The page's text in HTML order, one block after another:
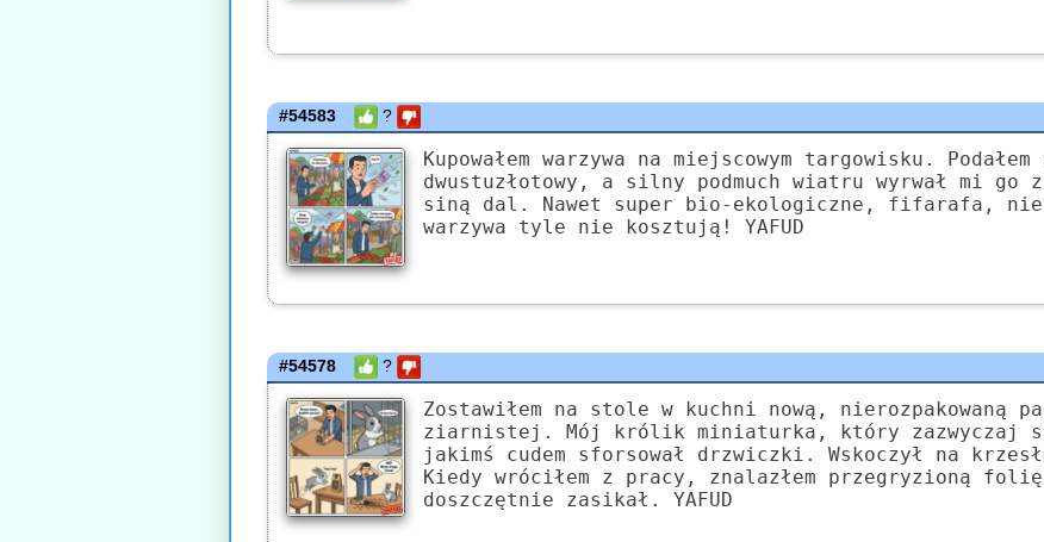
#54583 ?
Kupowałem warzywa na miejscowym targowisku.
dwustuzłotowy, a silny podmuch wiatru wyrwał mi go
siną dal. Nawet super bio-ekologiczne, fifarafa, nie
warzywa tyle nie kosztują! YAFUD
#54578 ?
Zostawiłem na stole w kuchni nową, nierozpakowaną
ziarnistej. Mój królik miniaturka, który zazwyczaj
jakimś cudem sforsował drzwiczki. Wskoczył na
Kiedy wróciłem z pracy, znalazłem przegryzioną
doszczętnie zasikał. YAFUD